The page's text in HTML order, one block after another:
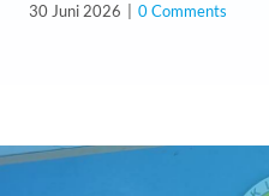
30 Juni 2026 0 Comments